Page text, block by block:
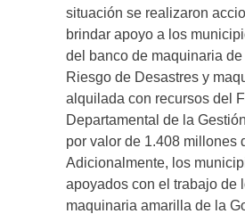
situación se realizaron
brindar apoyo a los
del banco de maquinaria de
Riesgo de Desastres y
alquilada con recursos del
Departamental de la
por valor de 1.408 millones
Adicionalmente, los
apoyados con el trabajo de
maquinaria amarilla de la